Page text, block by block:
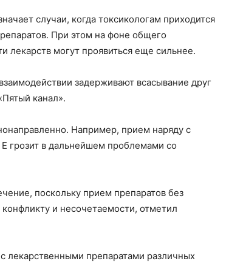
случаи, когда токсикологам приходится
При этом на фоне общего
лекарств могут проявиться еще сильнее.
задерживают всасывание друг
канал».
Например, прием наряду с
грозит в дальнейшем проблемами со
поскольку прием препаратов без
и несочетаемости, отметил
лекарственными препаратами различных